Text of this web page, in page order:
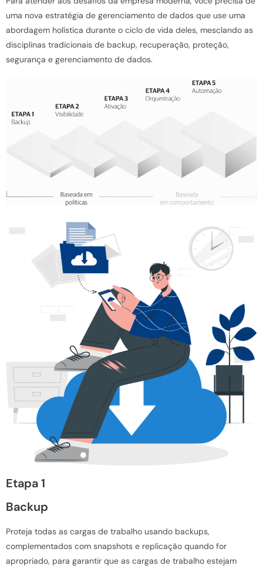
uma nova estratégia de gerenciamento de dados que use uma
abordagem holística durante o ciclo de vida deles, mesclando as
disciplinas tradicionais de backup, recuperação, proteção,
segurança e gerenciamento de dados.
Etapa 1
Backup
Proteja todas as cargas de trabalho usando backups,
complementados com snapshots e replicação quando for
apropriado, para garantir que as cargas de trabalho estejam